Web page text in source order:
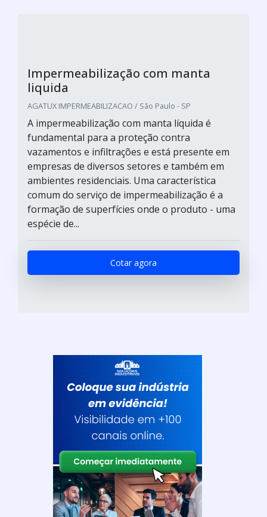
Impermeabilização com manta
liquida
AGATUX IMPERMEABILIZACAO / São Paulo - SP
A impermeabilização com manta líquida é
fundamental para a proteção contra
vazamentos e infiltrações e está presente em
empresas de diversos setores e também em
ambientes residenciais. Uma característica
comum do serviço de impermeabilização é a
formação de superfícies onde o produto - uma
espécie de...
Cotar agora